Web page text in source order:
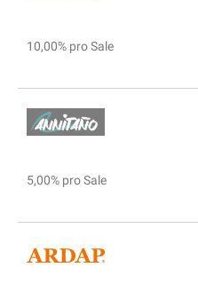
10,00% pro Sale
5,00% pro Sale